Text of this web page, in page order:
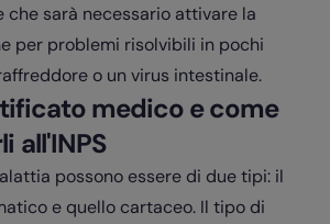
che sarà necessario attivare la
per problemi risolvibili in pochi
o un virus intestinale.
medico e come
all'INPS
possono essere di due tipi: il
e quello cartaceo. Il tipo di